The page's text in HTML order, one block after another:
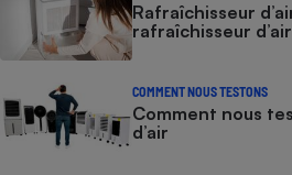
Rafraîchisseur
rafraîchisseur d’air
COMMENT NOUS TESTONS
Comment nous
d’air